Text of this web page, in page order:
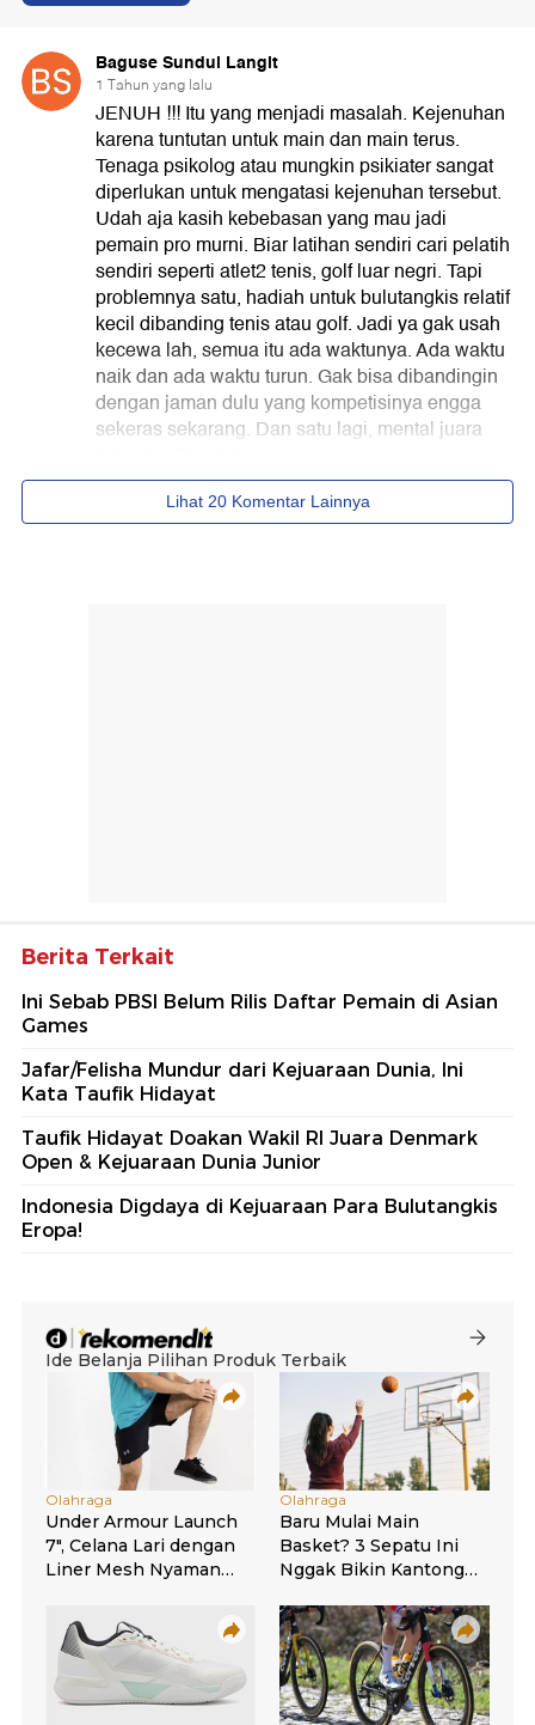
Berita Terkait
Ini Sebab PBSI Belum Rilis Daftar Pemain di Asian
Games
Jafar/Felisha Mundur dari Kejuaraan Dunia, Ini
Kata Taufik Hidayat
Taufik Hidayat Doakan Wakil RI Juara Denmark
Open & Kejuaraan Dunia Junior
Indonesia Digdaya di Kejuaraan Para Bulutangkis
Eropa!